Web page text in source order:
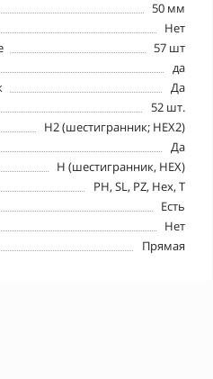
50 мм
Нет
57 шт
да
Да
52 шт.
H2 (шестигранник; HEX2)
Да
H (шестигранник, HEX)
PH, SL, PZ, Hex, T
Есть
Нет
Прямая